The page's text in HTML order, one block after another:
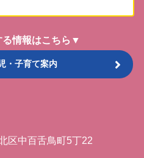
情報はこちら▼
・子育て案内
区中百舌鳥町5丁22